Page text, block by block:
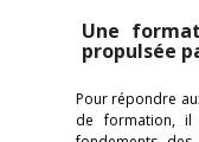
Une
propulsée
Pour répondre
de formation, il